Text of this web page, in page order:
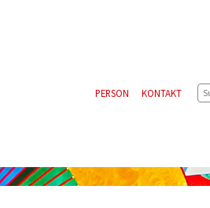
PERSON KONTAKTSUCHE